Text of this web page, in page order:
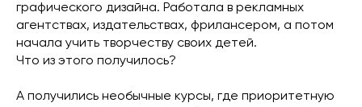
графического дизайна. Работала в рекламных
агентствах, издательствах, фрилансером, а потом
начала учить творчеству своих детей.
Что из этого получилось?
А получились необычные курсы, где приоритетную